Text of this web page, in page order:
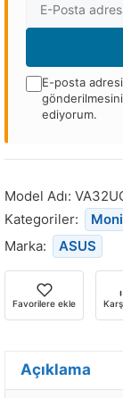
E-posta
ediyorum.
ürün
döndüğünde
bildirim
almak
için
e-
posta
girin.
Model Adı:
Kategoriler:
Marka:
ASUS
Favorilere ekle
Açıklama